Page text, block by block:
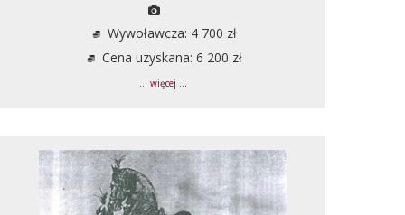
Wywoławcza: 4 700 zł
Cena uzyskana: 6 200 zł
... więcej ...